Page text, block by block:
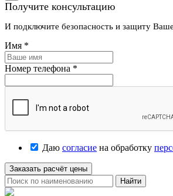
Получите консультацию
И подключите безопасность и защиту
Имя *
Номер телефона *
Даю согласие на обработку
Заказать расчёт цены
Найти